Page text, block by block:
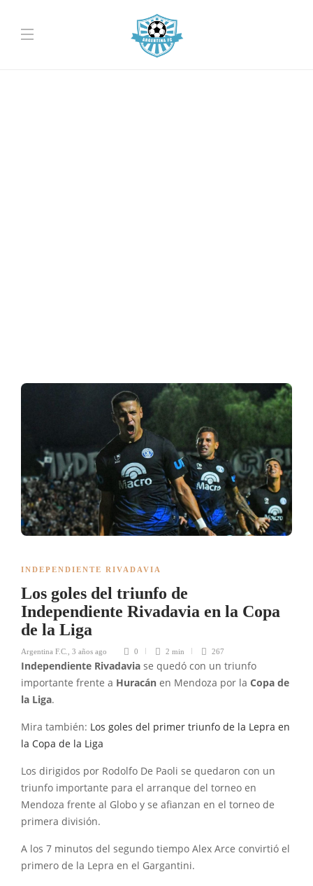
INDEPENDIENTE RIVADAVIA
Los goles del triunfo de
Independiente Rivadavia en la Copa
de la Liga
Argentina F.C. 3 años ago 0 2 min 267
Independiente Rivadavia se quedó con un triunfo
importante frente a Huracán en Mendoza por la Copa de
la Liga.
Mira también: Los goles del primer triunfo de la Lepra en
la Copa de la Liga
Los dirigidos por Rodolfo De Paoli se quedaron con un
triunfo importante para el arranque del torneo en
Mendoza frente al Globo y se afianzan en el torneo de
primera división.
A los 7 minutos del segundo tiempo Alex Arce convirtió el
primero de la Lepra en el Gargantini.